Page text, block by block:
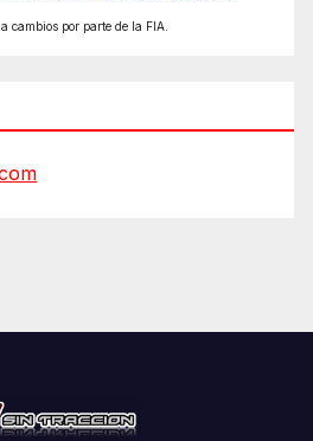
cambios por parte de la FIA.